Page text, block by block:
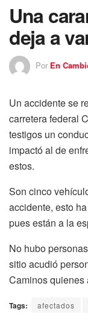
Una
deja a
Por En
Un accidente se
carretera federal
testigos un
impactó al de
estos.
Son cinco
accidente, esto
pues están a la
No hubo
sitio acudió
Caminos quienes
Tags: afectados